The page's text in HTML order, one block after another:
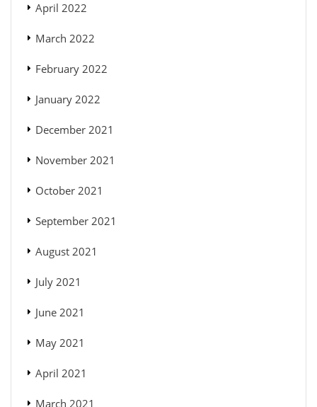
April 2022
March 2022
February 2022
January 2022
December 2021
November 2021
October 2021
September 2021
August 2021
July 2021
June 2021
May 2021
April 2021
March 2021